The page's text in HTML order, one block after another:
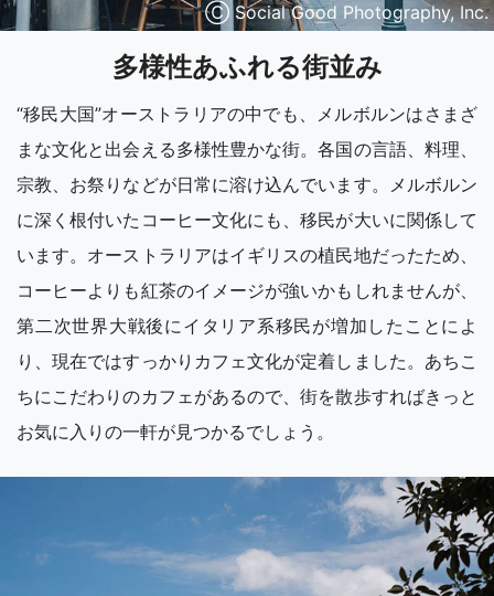
Ⓒ Social Good Photography, Inc.
多様性あふれる街並み
“移民大国”オーストラリアの中でも、メルボルンはさまざ
まな文化と出会える多様性豊かな街。各国の言語、料理、
宗教、お祭りなどが日常に溶け込んでいます。メルボルン
に深く根付いたコーヒー文化にも、移民が大いに関係して
います。オーストラリアはイギリスの植民地だったため、
コーヒーよりも紅茶のイメージが強いかもしれませんが、
第二次世界大戦後にイタリア系移民が増加したことによ
り、現在ではすっかりカフェ文化が定着しました。あちこ
ちにこだわりのカフェがあるので、街を散歩すればきっと
お気に入りの一軒が見つかるでしょう。